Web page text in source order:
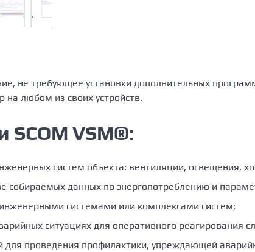
не требующее установки дополнительных
на любом из своих устройств.
VSM®:
систем объекта: вентиляции, освещения,
собираемых данных по энергопотреблению и
системами или комплексами систем;
ситуациях для оперативного реагирования
проведения профилактики, упреждающей